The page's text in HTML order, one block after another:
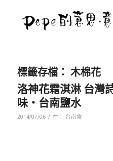
標籤存檔： 木棉花
洛神花霜淇淋 台灣
味‧台南鹽水
2014/07/06 / 在： 台南食